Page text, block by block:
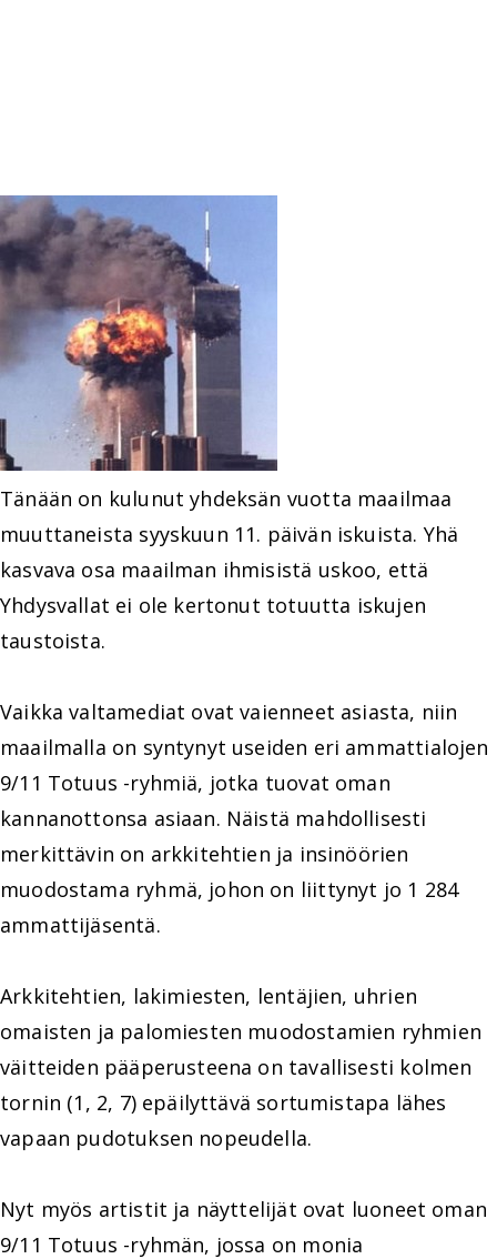
Tänään on kulunut yhdeksän vuotta maailmaa
muuttaneista syyskuun 11. päivän iskuista. Yhä
kasvava osa maailman ihmisistä uskoo, että
Yhdysvallat ei ole kertonut totuutta iskujen
taustoista.
Vaikka valtamediat ovat vaienneet asiasta, niin
maailmalla on syntynyt useiden eri ammattialojen
9/11 Totuus -ryhmiä, jotka tuovat oman
kannanottonsa asiaan. Näistä mahdollisesti
merkittävin on arkkitehtien ja insinöörien
muodostama ryhmä, johon on liittynyt jo 1 284
ammattijäsentä.
Arkkitehtien, lakimiesten, lentäjien, uhrien
omaisten ja palomiesten muodostamien ryhmien
väitteiden pääperusteena on tavallisesti kolmen
tornin (1, 2, 7) epäilyttävä sortumistapa lähes
vapaan pudotuksen nopeudella.
Nyt myös artistit ja näyttelijät ovat luoneet oman
9/11 Totuus -ryhmän, jossa on monia